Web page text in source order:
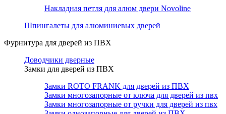
Накладная петля для алюм двери Novoline
Шпингалеты для алюминиевых дверей
Фурнитура для дверей из ПВХ
Доводчики дверные
Замки для дверей из ПВХ
Замки ROTO FRANK для дверей из ПВХ
Замки многозапорные от ключа для дверей из пвх
Замки многозапорные от ручки для дверей из пвх